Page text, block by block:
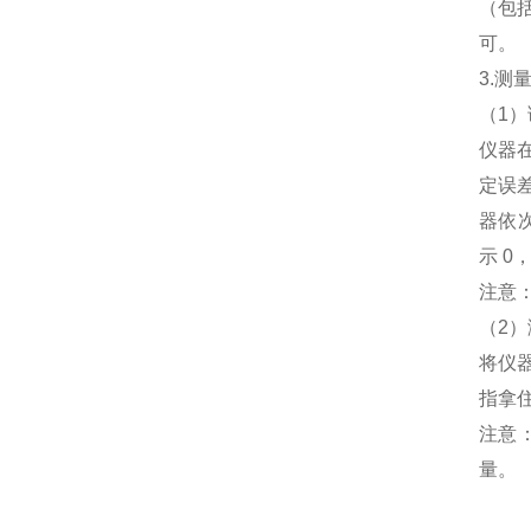
（包
可。
3.测
（1
仪器
定误
器依
示 0
注意
（2
将仪
指拿
注意
量。